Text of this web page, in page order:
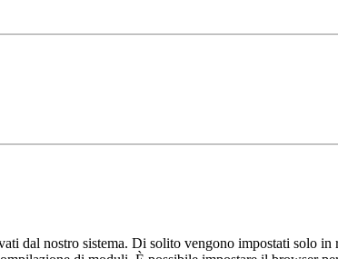
dal nostro sistema. Di solito vengono impostati solo in